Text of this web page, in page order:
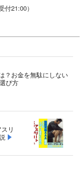
21:00）
？お金を無駄にしない
び方
リ